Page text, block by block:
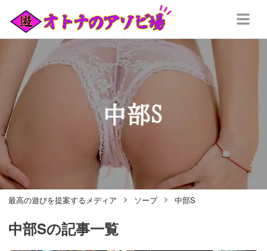
最高の遊びを提案するメディア ソープ 中部S
中部Sの記事一覧